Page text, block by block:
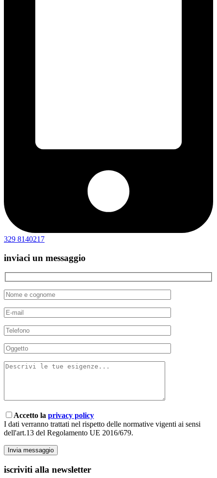
329 8140217
inviaci un messaggio
Accetto la privacy policy
I dati verranno trattati nel rispetto delle normative vigenti ai sensi
dell'art.13 del Regolamento UE 2016/679.
iscriviti alla newsletter